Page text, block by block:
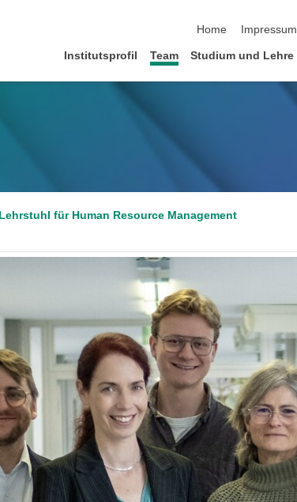
Home
Impressum
Institutsprofil Team Studium und Lehre
Lehrstuhl für Human Resource Management